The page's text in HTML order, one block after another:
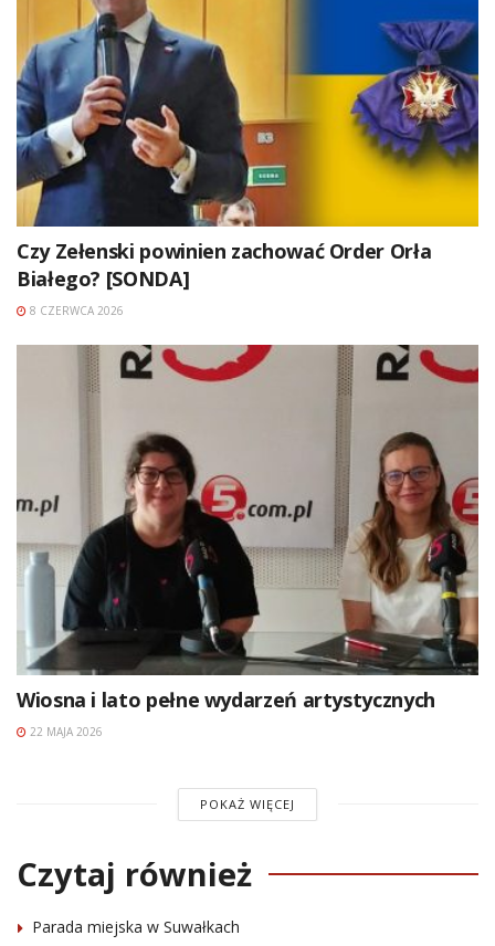
Czy Zełenski powinien zachować Order Orła
Białego? [SONDA]
8 CZERWCA 2026
Wiosna i lato pełne wydarzeń artystycznych
22 MAJA 2026
POKAŻ WIĘCEJ
Czytaj również
Parada miejska w Suwałkach